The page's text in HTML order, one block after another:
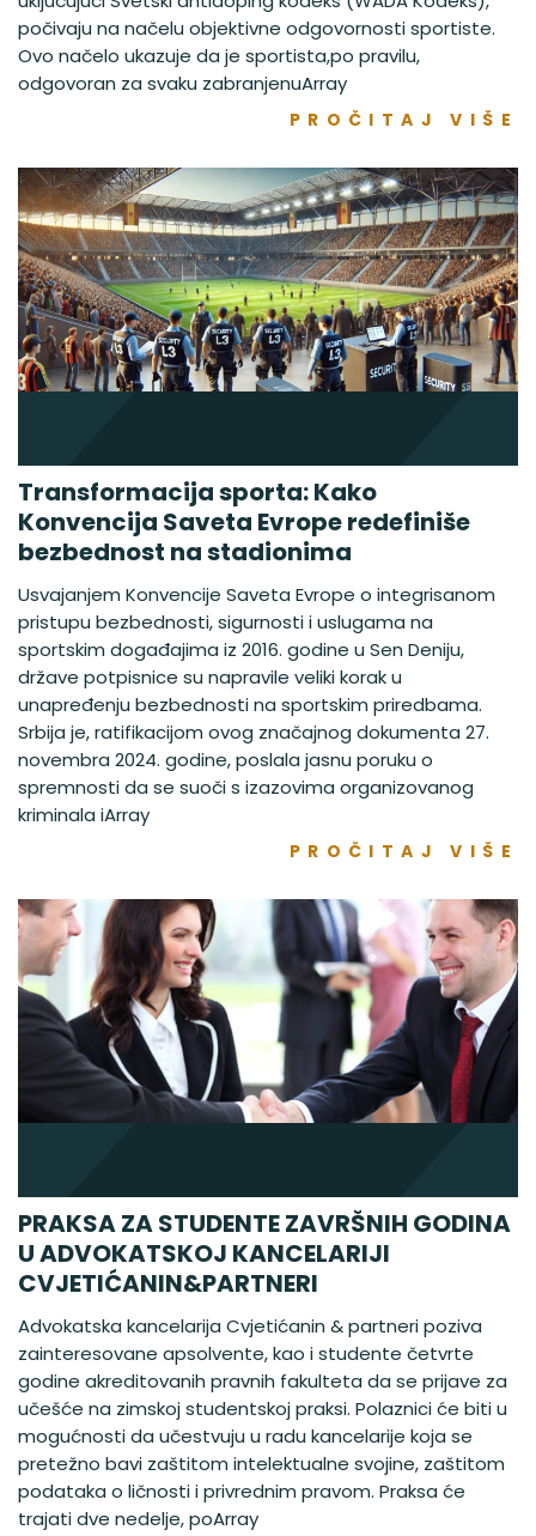
počivaju na načelu objektivne odgovornosti sportiste.
Ovo načelo ukazuje da je sportista,po pravilu,
odgovoran za svaku zabranjenuArray
PROČITAJ VIŠE
Transformacija sporta: Kako
Konvencija Saveta Evrope redefiniše
bezbednost na stadionima
Usvajanjem Konvencije Saveta Evrope o integrisanom
pristupu bezbednosti, sigurnosti i uslugama na
sportskim događajima iz 2016. godine u Sen Deniju,
države potpisnice su napravile veliki korak u
unapređenju bezbednosti na sportskim priredbama.
Srbija je, ratifikacijom ovog značajnog dokumenta 27.
novembra 2024. godine, poslala jasnu poruku o
spremnosti da se suoči s izazovima organizovanog
kriminala iArray
PROČITAJ VIŠE
PRAKSA ZA STUDENTE ZAVRŠNIH GODINA
U ADVOKATSKOJ KANCELARIJI
CVJETIĆANIN&PARTNERI
Advokatska kancelarija Cvjetićanin & partneri poziva
zainteresovane apsolvente, kao i studente četvrte
godine akreditovanih pravnih fakulteta da se prijave za
učešće na zimskoj studentskoj praksi. Polaznici će biti u
mogućnosti da učestvuju u radu kancelarije koja se
pretežno bavi zaštitom intelektualne svojine, zaštitom
podataka o ličnosti i privrednim pravom. Praksa će
trajati dve nedelje, poArray